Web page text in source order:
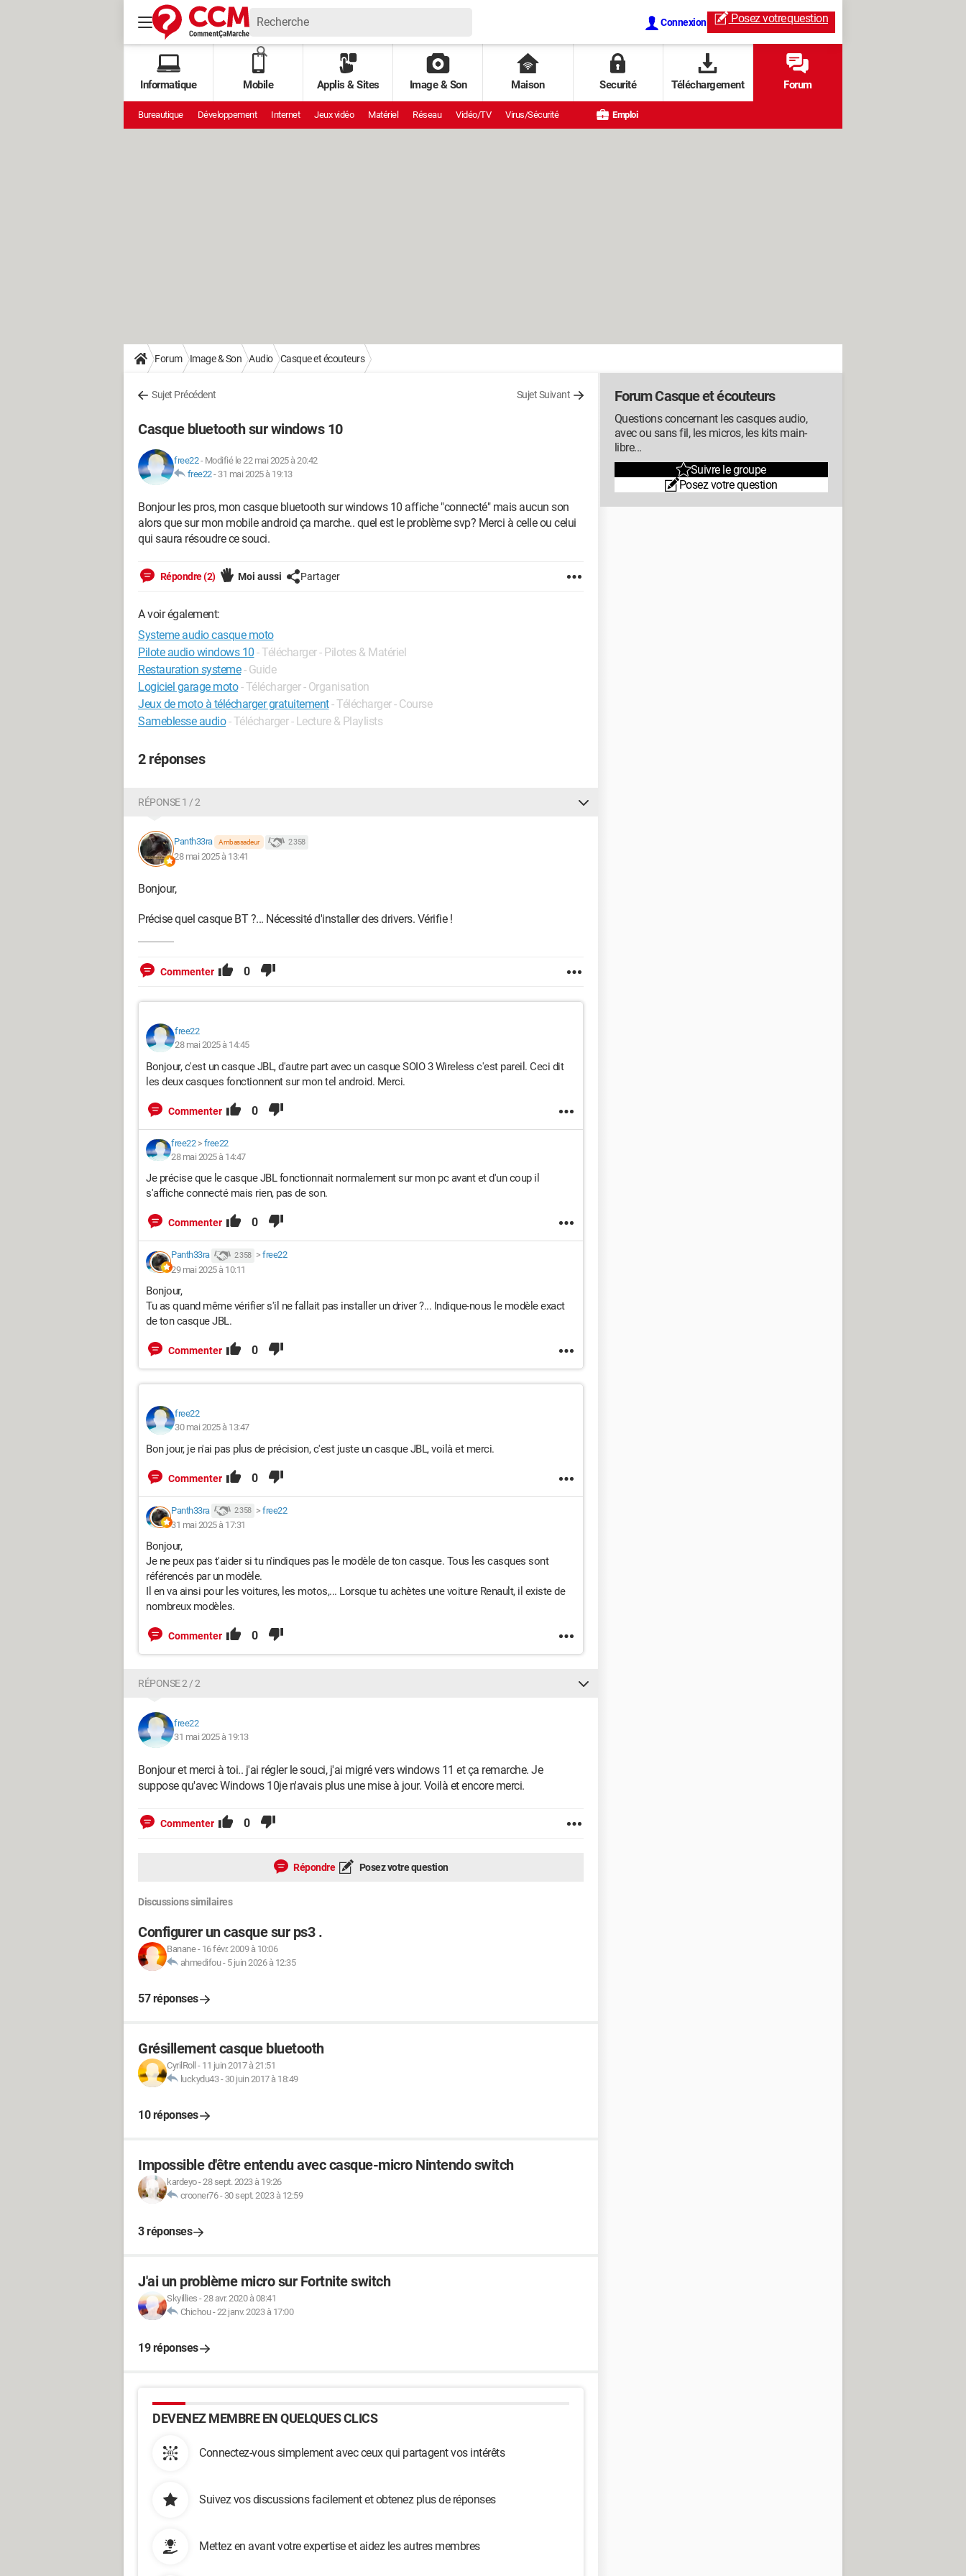
Connexion Posez votrequestion
Informatique Mobile Applis & Sites Image & Son Maison Securité Téléchargement Forum
Bureautique Développement Internet Jeux vidéo Matériel Réseau Vidéo/TV Virus/Sécurité Emploi
Forum Image & Son Audio Casque et écouteurs
Sujet Précédent Sujet Suivant
Casque bluetooth sur windows 10
free22- Modifié le 22 mai 2025 à 20:42
free22- 31 mai 2025 à 19:13
Bonjour les pros, mon casque bluetooth sur windows 10 affiche "connecté" mais aucun son
alors que sur mon mobile android ça marche.. quel est le problème svp? Merci à celle ou celui
qui saura résoudre ce souci.
Répondre (2) Moi aussi Partager
A voir également:
Systeme audio casque moto
Pilote audio windows 10 - Télécharger - Pilotes & Matériel
Restauration systeme - Guide
Logiciel garage moto - Télécharger - Organisation
Jeux de moto à télécharger gratuitement- Télécharger - Course
Sameblesse audio - Télécharger - Lecture & Playlists
2 réponses
RÉPONSE 1 / 2
Panth33ra Ambassadeur 2 358
28 mai 2025 à 13:41
Bonjour,
Précise quel casque BT ?... Nécessité d'installer des drivers. Vérifie !
Commenter 0
free22
28 mai 2025 à 14:45
Bonjour, c'est un casque JBL, d'autre part avec un casque SOIO 3 Wireless c'est pareil. Ceci dit
les deux casques fonctionnent sur mon tel android. Merci.
Commenter 0
free22> free22
28 mai 2025 à 14:47
Je précise que le casque JBL fonctionnait normalement sur mon pc avant et d'un coup il
s'affiche connecté mais rien, pas de son.
Commenter 0
Panth33ra 2 358 > free22
29 mai 2025 à 10:11
Bonjour,
Tu as quand même vérifier s'il ne fallait pas installer un driver ?... Indique-nous le modèle exact
de ton casque JBL.
Commenter 0
free22
30 mai 2025 à 13:47
Bon jour, je n'ai pas plus de précision, c'est juste un casque JBL, voilà et merci.
Commenter 0
Panth33ra 2 358 > free22
31 mai 2025 à 17:31
Bonjour,
Je ne peux pas t'aider si tu n'indiques pas le modèle de ton casque. Tous les casques sont
référencés par un modèle.
Il en va ainsi pour les voitures, les motos,... Lorsque tu achètes une voiture Renault, il existe de
nombreux modèles.
Commenter 0
RÉPONSE 2 / 2
free22
31 mai 2025 à 19:13
Bonjour et merci à toi.. j'ai régler le souci, j'ai migré vers windows 11 et ça remarche. Je
suppose qu'avec Windows 10je n'avais plus une mise à jour. Voilà et encore merci.
Commenter 0
Répondre Posez votre question
Discussions similaires
Configurer un casque sur ps3 .
Banane- 16 févr. 2009 à 10:06
ahmedifou- 5 juin 2026 à 12:35
57 réponses
Grésillement casque bluetooth
CyrilRoll - 11 juin 2017 à 21:51
luckydu43- 30 juin 2017 à 18:49
10 réponses
Impossible d'être entendu avec casque-micro Nintendo switch
kardeyo-28 sept. 2023 à 19:26
crooner76- 30 sept. 2023 à 12:59
3 réponses
J'ai un problème micro sur Fortnite switch
Skyillies -28 avr. 2020 à 08:41
Chichou-22 janv. 2023 à 17:00
19 réponses
DEVENEZ MEMBRE EN QUELQUES CLICS
Connectez-vous simplement avec ceux qui partagent vos intérêts
Suivez vos discussions facilement et obtenez plus de réponses
Mettez en avant votre expertise et aidez les autres membres
Forum Casque et écouteurs
Questions concernant les casques audio,
avec ou sans fil, les micros, les kits main-
libre...
Suivre le groupe
Posez votre question